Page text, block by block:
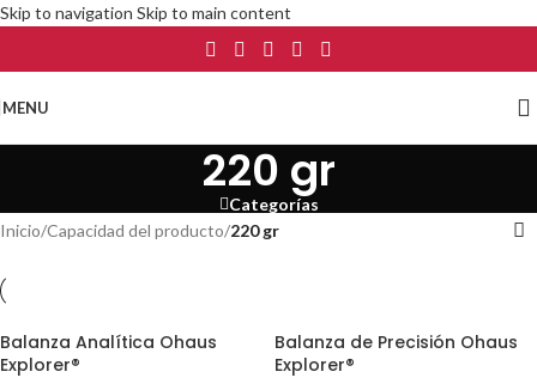
Skip to navigation Skip to main content
MENU
220 gr
Categorías
Inicio/Capacidad del producto/220 gr
Balanza Analítica Ohaus
Explorer®
Balanza de Precisión Ohaus
Explorer®